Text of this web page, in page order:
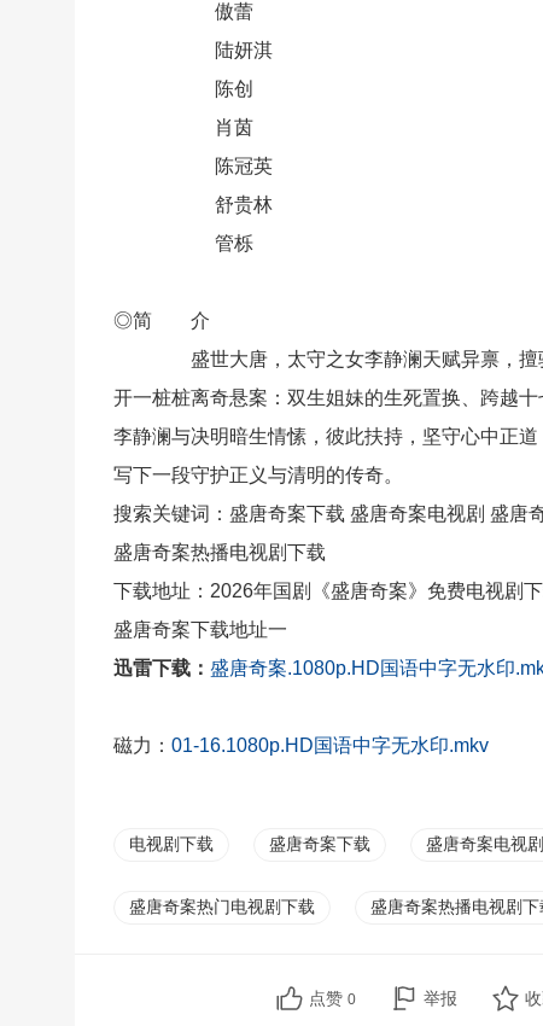
傲蕾
陆妍淇
陈创
肖茵
陈冠英
舒贵林
管栎
◎简 介
盛世大唐，太守之女李静澜天赋异禀，擅验
开一桩桩离奇悬案：双生姐妹的生死置换、跨越
李静澜与决明暗生情愫，彼此扶持，坚守心中正
写下一段守护正义与清明的传奇。
搜索关键词：盛唐奇案下载 盛唐奇案电视剧 盛唐
盛唐奇案热播电视剧下载
下载地址：2026年国剧《盛唐奇案》免费电视剧
盛唐奇案下载地址一
迅雷下载： 盛唐奇案.1080p.HD国语中字无水印
磁力： 01-16.1080p.HD国语中字无水印.mkv
电视剧下载 盛唐奇案下载 盛唐奇案电视剧
盛唐奇案热门电视剧下载 盛唐奇案热播电视剧下
点赞 0 举报